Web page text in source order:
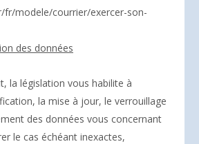
fr/modele/courrier/exercer-son-
des données
la législation vous habilite à
la mise à jour, le verrouillage
des données vous concernant
le cas échéant inexactes,